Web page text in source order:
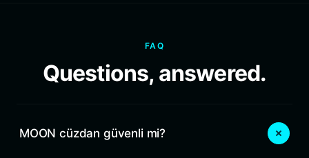
FAQ
Questions, answered.
MOON cüzdan güvenli mi?